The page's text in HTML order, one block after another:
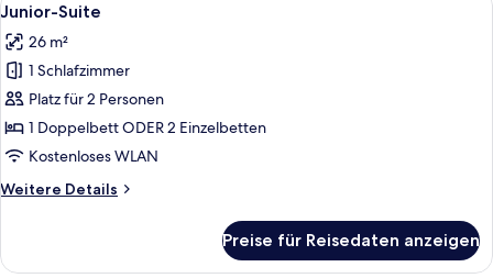
Terrace,
View
Fotos
für
Junior-
Suite
anzeigen
6
Junior-Suite
26 m²
1 Schlafzimmer
Platz für 2 Personen
1 Doppelbett ODER 2 Einzelbetten
Kostenloses WLAN
Weitere Details
Weitere
Suite
Preise für Reisedaten anzeigen